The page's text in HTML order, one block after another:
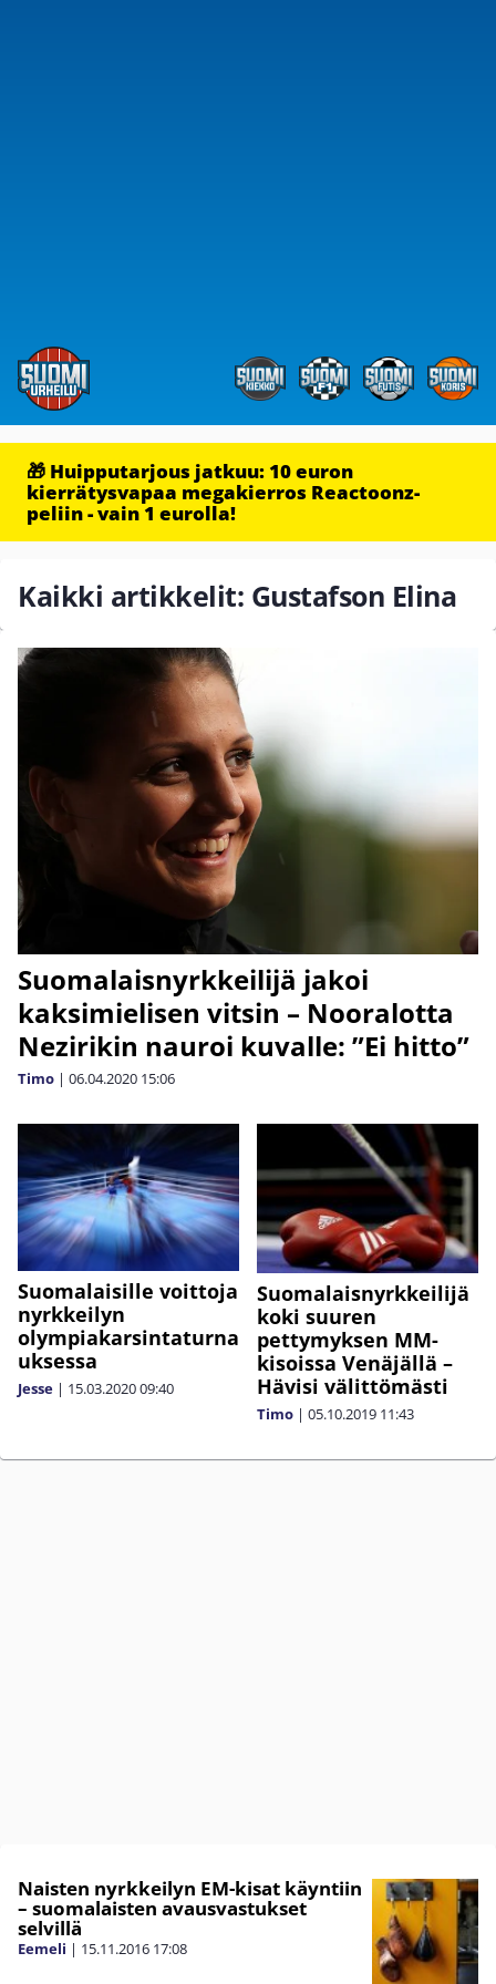
🎁 Huipputarjous jatkuu: 10 euron
kierrätysvapaa megakierros Reactoonz-
peliin - vain 1 eurolla!
Kaikki artikkelit: Gustafson Elina
Suomalaisnyrkkeilijä jakoi
kaksimielisen vitsin – Nooralotta
Nezirikin nauroi kuvalle: ”Ei hitto”
Timo | 06.04.2020 15:06
Suomalaisille voittoja
nyrkkeilyn
olympiakarsintaturna
uksessa
Jesse | 15.03.202009:40
Suomalaisnyrkkeilijä
koki suuren
pettymyksen MM-
kisoissa Venäjällä –
Hävisi välittömästi
Timo | 05.10.2019 11:43
Naisten nyrkkeilyn EM-kisat käyntiin
– suomalaisten avausvastukset
selvillä
Eemeli | 15.11.2016 17:08